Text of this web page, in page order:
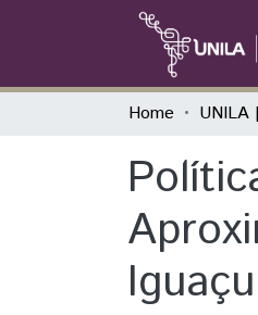
Home
Iguaçu